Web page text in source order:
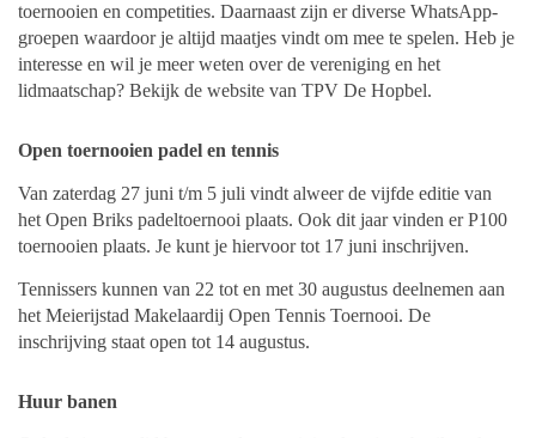
toernooien en competities. Daarnaast zijn er diverse WhatsApp-
groepen waardoor je altijd maatjes vindt om mee te spelen. Heb je
interesse en wil je meer weten over de vereniging en het
lidmaatschap? Bekijk de website van TPV De Hopbel.
Open toernooien padel en tennis
Van zaterdag 27 juni t/m 5 juli vindt alweer de vijfde editie van
het Open Briks padeltoernooi plaats. Ook dit jaar vinden er P100
toernooien plaats. Je kunt je hiervoor tot 17 juni inschrijven.
Tennissers kunnen van 22 tot en met 30 augustus deelnemen aan
het Meierijstad Makelaardij Open Tennis Toernooi. De
inschrijving staat open tot 14 augustus.
Huur banen